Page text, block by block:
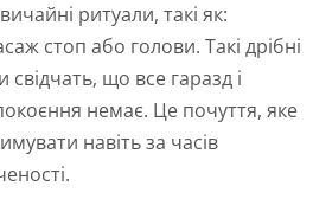
ритуали, такі як:
стоп або голови. Такі дрібні
свідчать, що все гаразд і
немає. Це почуття, яке
навіть за часів